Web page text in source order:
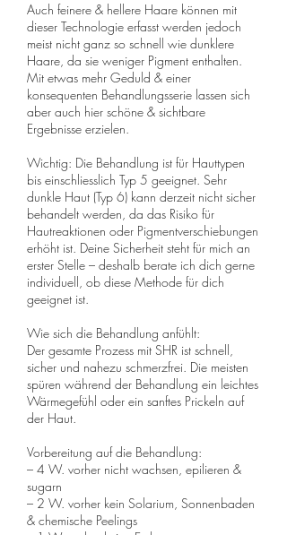
Auch feinere & hellere Haare können mit
dieser Technologie erfasst werden jedoch
meist nicht ganz so schnell wie dunklere
Haare, da sie weniger Pigment enthalten.
Mit etwas mehr Geduld & einer
konsequenten Behandlungsserie lassen sich
aber auch hier schöne & sichtbare
Ergebnisse erzielen.
Wichtig: Die Behandlung ist für Hauttypen
bis einschliesslich Typ 5 geeignet. Sehr
dunkle Haut (Typ 6) kann derzeit nicht sicher
behandelt werden, da das Risiko für
Hautreaktionen oder Pigmentverschiebungen
erhöht ist. Deine Sicherheit steht für mich an
erster Stelle – deshalb berate ich dich gerne
individuell, ob diese Methode für dich
geeignet ist.
Wie sich die Behandlung anfühlt:
Der gesamte Prozess mit SHR ist schnell,
sicher und nahezu schmerzfrei. Die meisten
spüren während der Behandlung ein leichtes
Wärmegefühl oder ein sanftes Prickeln auf
der Haut.
Vorbereitung auf die Behandlung:
– 4 W. vorher nicht wachsen, epilieren &
sugarn
– 2 W. vorher kein Solarium, Sonnenbaden
& chemische Peelings